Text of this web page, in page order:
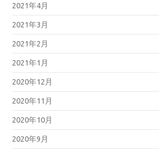
2021年4月
2021年3月
2021年2月
2021年1月
2020年12月
2020年11月
2020年10月
2020年9月